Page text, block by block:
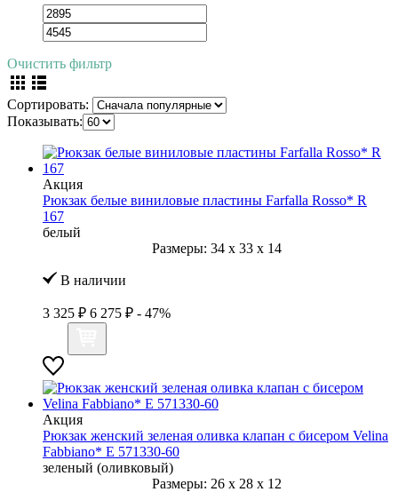
Очистить фильтр
Сортировать:
Показывать:
Акция
Рюкзак белые виниловые пластины Farfalla Rosso* R
167
белый
Размеры: 34 x 33 x 14
В наличии
3 325 ₽ 6 275 ₽ - 47%
Акция
Рюкзак женский зеленая оливка клапан с бисером Velina
Fabbiano* E 571330-60
зеленый (оливковый)
Размеры: 26 x 28 x 12